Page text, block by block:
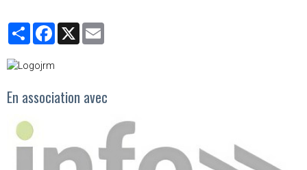
PartagerFacebook
X
En association avec